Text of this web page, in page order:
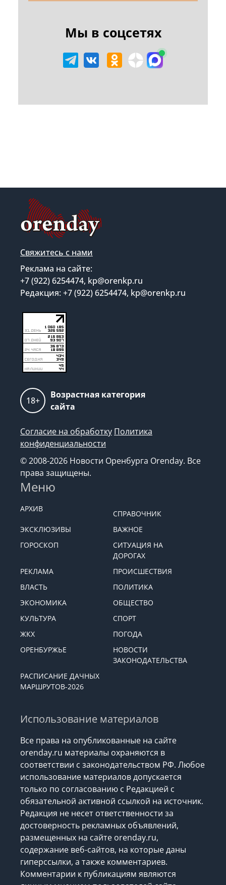
Мы в соцсетях
Свяжитесь с нами
Реклама на сайте:
+7 (922) 6254474, kp@orenkp.ru
Редакция: +7 (922) 6254474, kp@orenkp.ru
18+
Возрастная категория
сайта
Согласие на обработку Политика
конфиденциальности
© 2008-2026 Новости Оренбурга Orenday. Все
права защищены.
Меню
АРХИВ
СПРАВОЧНИК
ЭКСКЛЮЗИВЫ
ВАЖНОЕ
ГОРОСКОП
СИТУАЦИЯ НА
ДОРОГАХ
РЕКЛАМА
ПРОИСШЕСТВИЯ
ВЛАСТЬ
ПОЛИТИКА
ЭКОНОМИКА
ОБЩЕСТВО
КУЛЬТУРА
СПОРТ
ЖКХ
ПОГОДА
ОРЕНБУРЖЬЕ
НОВОСТИ
ЗАКОНОДАТЕЛЬСТВА
РАСПИСАНИЕ ДАЧНЫХ
МАРШРУТОВ-2026
Использование материалов
Все права на опубликованные на сайте
orenday.ru материалы охраняются в
соответствии с законодательством РФ. Любое
использование материалов допускается
только по согласованию с Редакцией с
обязательной активной ссылкой на источник.
Редакция не несет ответственности за
достоверность рекламных объявлений,
размещенных на сайте orenday.ru,
содержание веб-сайтов, на которые даны
гиперссылки, а также комментариев.
Комментарии к публикациям являются